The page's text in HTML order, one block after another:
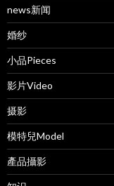
news新闻
婚纱
小品Pieces
影片Video
摄影
模特兒Model
產品攝影